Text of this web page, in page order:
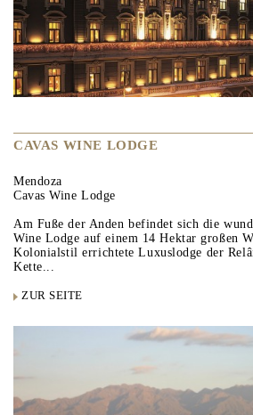
CAVAS WINE LODGE
Mendoza
Cavas Wine Lodge
Am Fuße der Anden befindet sich die
Wine Lodge auf einem 14 Hektar großen
Kolonialstil errichtete Luxuslodge der
Kette...
ZUR SEITE